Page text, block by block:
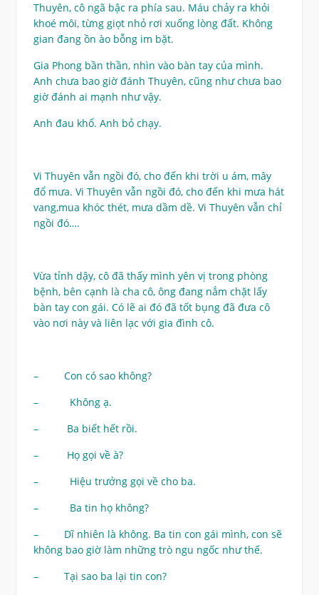
Thuyên, cô ngã bậc ra phía sau. Máu chảy ra khỏi
khoé môi, từng giọt nhỏ rơi xuống lòng đất. Không
gian đang ồn ào bỗng im bặt.
Gia Phong bần thần, nhìn vào bàn tay của mình.
Anh chưa bao giờ đánh Thuyên, cũng như chưa bao
giờ đánh ai mạnh như vậy.
Anh đau khổ. Anh bỏ chạy.
Vi Thuyên vẫn ngồi đó, cho đến khi trời u ám, mây
đổ mưa. Vi Thuyên vẫn ngồi đó, cho đến khi mưa hát
vang,mua khóc thét, mưa dầm dề. Vi Thuyên vẫn chỉ
ngồi đó….
Vừa tỉnh dậy, cô đã thấy mình yên vị trong phòng
bệnh, bên cạnh là cha cô, ông đang nắm chặt lấy
bàn tay con gái. Có lẽ ai đó đã tốt bụng đã đưa cô
vào nơi này và liên lạc với gia đình cô.
– Con có sao không?
– Không ạ.
– Ba biết hết rồi.
– Họ gọi về à?
– Hiệu trưởng gọi về cho ba.
– Ba tin họ không?
– Dĩ nhiên là không. Ba tin con gái mình, con sẽ
không bao giờ làm những trò ngu ngốc như thế.
– Tại sao ba lại tin con?